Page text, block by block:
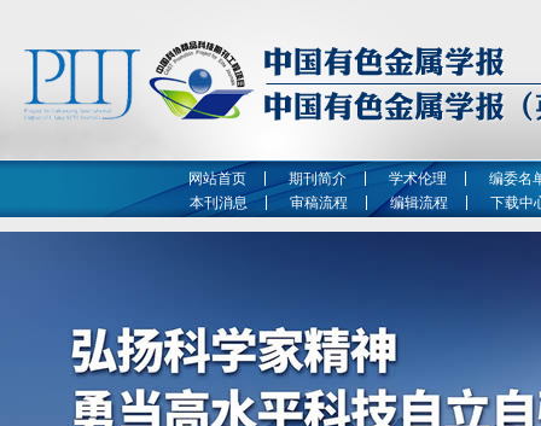
网站首页 期刊简介 学术伦理
编委名
本刊消息
审稿流程 编辑流程 下载中